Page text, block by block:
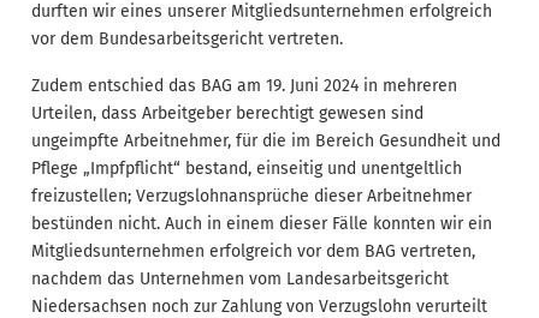
durften wir eines unserer Mitgliedsunternehmen erfolgreich
vor dem Bundesarbeitsgericht vertreten.
Zudem entschied das BAG am 19. Juni 2024 in mehreren
Urteilen, dass Arbeitgeber berechtigt gewesen sind
ungeimpfte Arbeitnehmer, für die im Bereich Gesundheit und
Pflege „Impfpflicht“ bestand, einseitig und unentgeltlich
freizustellen; Verzugslohnansprüche dieser Arbeitnehmer
bestünden nicht. Auch in einem dieser Fälle konnten wir ein
Mitgliedsunternehmen erfolgreich vor dem BAG vertreten,
nachdem das Unternehmen vom Landesarbeitsgericht
Niedersachsen noch zur Zahlung von Verzugslohn verurteilt